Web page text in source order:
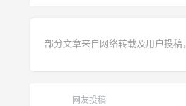
部分文章来自网络转载及用户投
网友投稿